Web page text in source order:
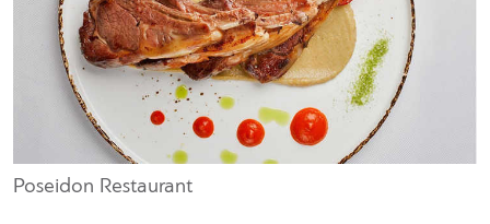
Poseidon Restaurant